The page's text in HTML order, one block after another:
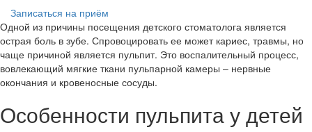
Записаться на приём
Одной из причины посещения детского стоматолога является
острая боль в зубе. Спровоцировать ее может кариес, травмы, но
чаще причиной является пульпит. Это воспалительный процесс,
вовлекающий мягкие ткани пульпарной камеры – нервные
окончания и кровеносные сосуды.
Особенности пульпита у детей